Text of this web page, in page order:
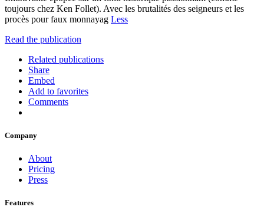
toujours chez Ken Follet). Avec les brutalités des seigneurs et les
procès pour faux monnayag Less
Read the publication
Related publications
Share
Embed
Add to favorites
Comments
Company
About
Pricing
Press
Features